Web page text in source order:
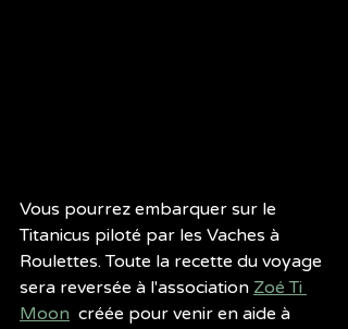
Vous pourrez embarquer sur le
Titanicus piloté par les Vaches à
Roulettes. Toute la recette du voyage
sera reversée à l'association Zoé Ti
Moon
  créée pour venir en aide à